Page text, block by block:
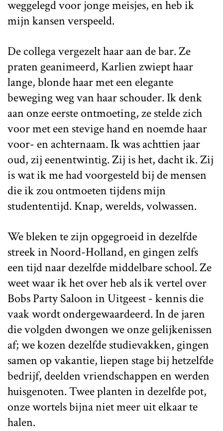
weggelegd voor jonge meisjes, en heb ik
mijn kansen verspeeld.
De collega vergezelt haar aan de bar. Ze
praten geanimeerd, Karlien zwiept haar
lange, blonde haar met een elegante
beweging weg van haar schouder. Ik denk
aan onze eerste ontmoeting, ze stelde zich
voor met een stevige hand en noemde haar
voor- en achternaam. Ik was achttien jaar
oud, zij eenentwintig. Zij is het, dacht ik. Zij
is wat ik me had voorgesteld bij de mensen
die ik zou ontmoeten tijdens mijn
studententijd. Knap, werelds, volwassen.
We bleken te zijn opgegroeid in dezelfde
streek in Noord-Holland, en gingen zelfs
een tijd naar dezelfde middelbare school. Ze
weet waar ik het over heb als ik vertel over
Bobs Party Saloon in Uitgeest - kennis die
vaak wordt ondergewaardeerd. In de jaren
die volgden dwongen we onze gelijkenissen
af; we kozen dezelfde studievakken, gingen
samen op vakantie, liepen stage bij hetzelfde
bedrijf, deelden vriendschappen en werden
huisgenoten. Twee planten in dezelfde pot,
onze wortels bijna niet meer uit elkaar te
halen.